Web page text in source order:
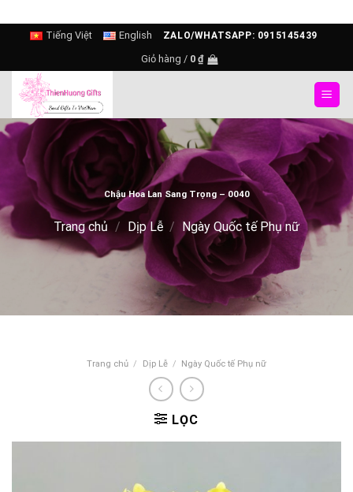
content
Tiếng Việt English ZALO/WHATSAPP: 0915145439
Giỏ hàng / 0 ₫
Chậu Hoa Lan Sang Trọng – 0040
Trang chủ / Dịp Lễ / Ngày Quốc tế Phụ nữ
Trang chủ / Dịp Lễ / Ngày Quốc tế Phụ nữ
LỌC